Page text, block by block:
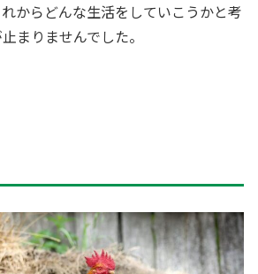
からどんな生活をしていこうかと考
まりませんでした。